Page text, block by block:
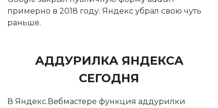
примерно в 2018 году. Яндекс убрал свою чуть
раньше.
АДДУРИЛКА ЯНДЕКСА
СЕГОДНЯ
В Яндекс.Вебмастере функция аддурилки